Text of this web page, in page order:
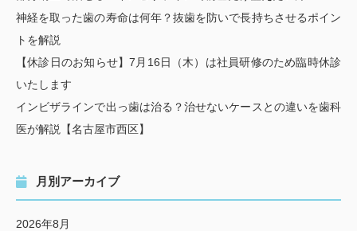
神経を取った歯の寿命は何年？抜歯を防いで長持ちさせるポイン
トを解説
【休診日のお知らせ】7月16日（木）は社員研修のため臨時休診
いたします
インビザラインで出っ歯は治る？治せないケースとの違いを歯科
医が解説【名古屋市西区】
月別アーカイブ
2026年8月